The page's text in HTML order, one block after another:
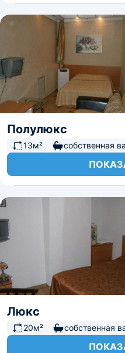
Полулюкс
13м² собственная
Люкс
20м² собственная